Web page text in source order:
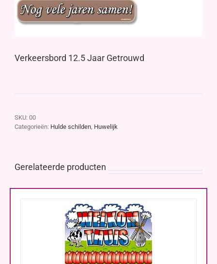
Verkeersbord 12.5 Jaar Getrouwd
SKU: 00
Categorieën: Hulde schilden Huwelijk
Gerelateerde producten